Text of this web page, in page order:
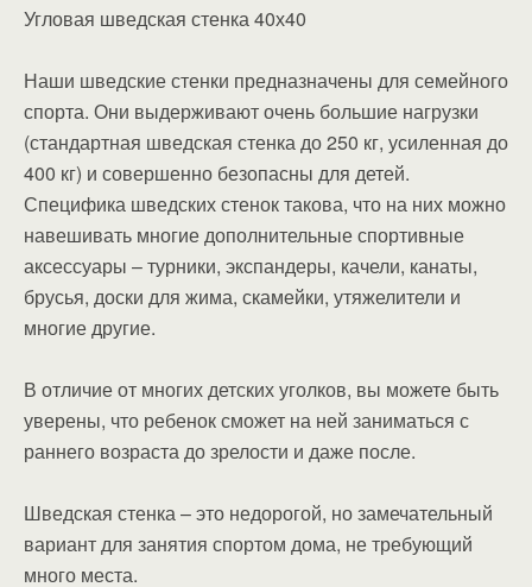
Угловая шведская стенка 40х40
Наши шведские стенки предназначены для семейного
спорта. Они выдерживают очень большие нагрузки
(стандартная шведская стенка до 250 кг, усиленная до
400 кг) и совершенно безопасны для детей.
Специфика шведских стенок такова, что на них можно
навешивать многие дополнительные спортивные
аксессуары – турники, экспандеры, качели, канаты,
брусья, доски для жима, скамейки, утяжелители и
многие другие.
В отличие от многих детских уголков, вы можете быть
уверены, что ребенок сможет на ней заниматься с
раннего возраста до зрелости и даже после.
Шведская стенка – это недорогой, но замечательный
вариант для занятия спортом дома, не требующий
много места.